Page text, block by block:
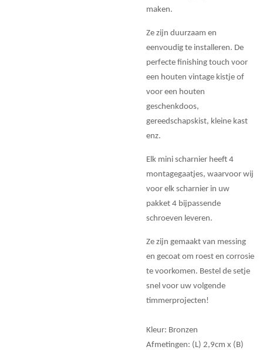
maken.
Ze zijn duurzaam en
eenvoudig te installeren. De
perfecte finishing touch voor
een houten vintage kistje of
voor een houten
geschenkdoos,
gereedschapskist, kleine kast
enz.
Elk mini scharnier heeft 4
montagegaatjes, waarvoor wij
voor elk scharnier in uw
pakket 4 bijpassende
schroeven leveren.
Ze zijn gemaakt van messing
en gecoat om roest en corrosie
te voorkomen. Bestel de setje
snel voor uw volgende
timmerprojecten!
Kleur: Bronzen
Afmetingen: (L) 2,9cm x (B)